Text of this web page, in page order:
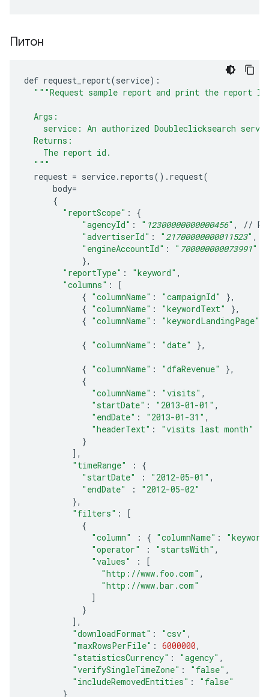
Питон
def request_report(service):
"""Request sample report and print the report
  Args:
service: An authorized Doubleclicksearch
  Returns:
    The report id.
  """
request = service. reports() . request(
body=
{
"reportScope" :
{
"agencyId" : " 12300000000000456" , //
"advertiserId" : "21700000000011523" ,
"engineAccountId" : " 700000000073991"
},
"reportType" : "keyword" ,
"columns" :
[
{ "columnName" : "campaignId"
},
{ "columnName" : "keywordText"
},
{ "columnName" : "keywordLandingPage"
{ "columnName" : "date" },
{ "columnName" : "dfaRevenue"
},
{
"columnName" : "visits" ,
"startDate" : "2013-01-01" ,
"endDate" : "2013-01-31" ,
"headerText" :
"visits last month"
}
],
"timeRange"
:
{
"startDate"
: "2012-05-01" ,
"endDate"
:
"2012-05-02"
},
"filters" :
[
{
"column"
: { "columnName" :
"operator"
: "startsWith" ,
"values"
:
[
"http://www.foo.com" ,
"http://www.bar.com"
]
}
],
"downloadFormat" : "csv" ,
"maxRowsPerFile" : 6000000,
"statisticsCurrency" : "agency" ,
"verifySingleTimeZone" : "false" ,
"includeRemovedEntities" :
"false"
}